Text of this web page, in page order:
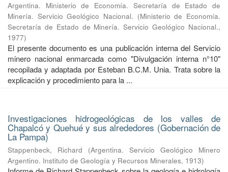
Argentina. Ministerio de Economía. Secretaría de Estado de
Minería. Servicio Geológico Nacional. (Ministerio de Economía.
Secretaría de Estado de Minería. Servicio Geológico Nacional.,
1977)
El presente documento es una publicación interna del Servicio
minero nacional enmarcada como "Divulgación interna n°10"
recopilada y adaptada por Esteban B.C.M. Unia. Trata sobre la
explicación y procedimiento para la ...
Investigaciones hidrogeológicas de los valles de
Chapalcó y Quehué y sus alrededores (Gobernación de
La Pampa)
Stappenbeck, Richard (Argentina. Servicio Geológico Minero
Argentino. Instituto de Geología y Recursos Minerales, 1913)